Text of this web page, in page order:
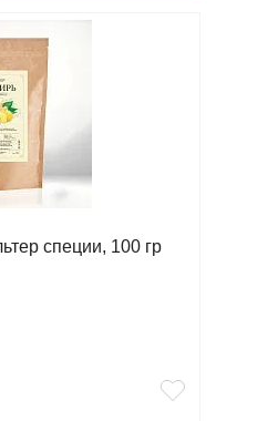
специи, 100 гр